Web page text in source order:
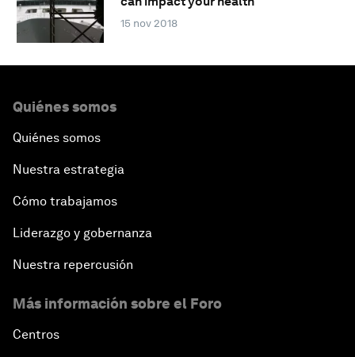
15 nov 2018
Quiénes somos
Quiénes somos
Nuestra estrategia
Cómo trabajamos
Liderazgo y gobernanza
Nuestra repercusión
Más información sobre el Foro
Centros